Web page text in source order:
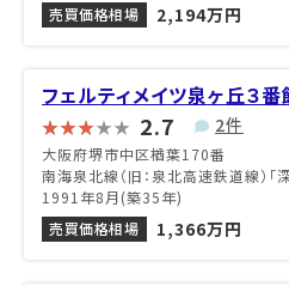
売買価格相場
2,194万円
フェルティメイツ泉ヶ丘３番
2.7 2件
大阪府堺市中区楢葉170番
南海泉北線（旧：泉北高速鉄道線）「
1991年8月(築35年)
売買価格相場
1,366万円